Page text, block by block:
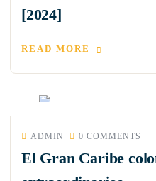
[2024]
READ MORE
ADMIN 0 COMMENTS
El Gran Caribe